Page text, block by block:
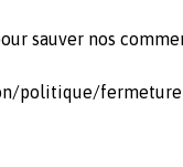
sauver nos
politique/